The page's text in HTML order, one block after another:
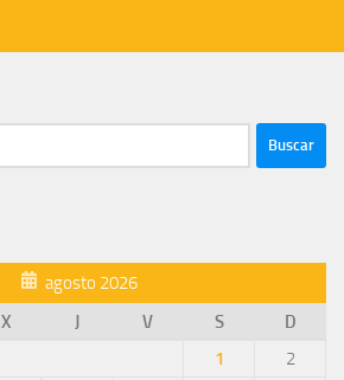
agosto 2026
X J V S
D
1
2